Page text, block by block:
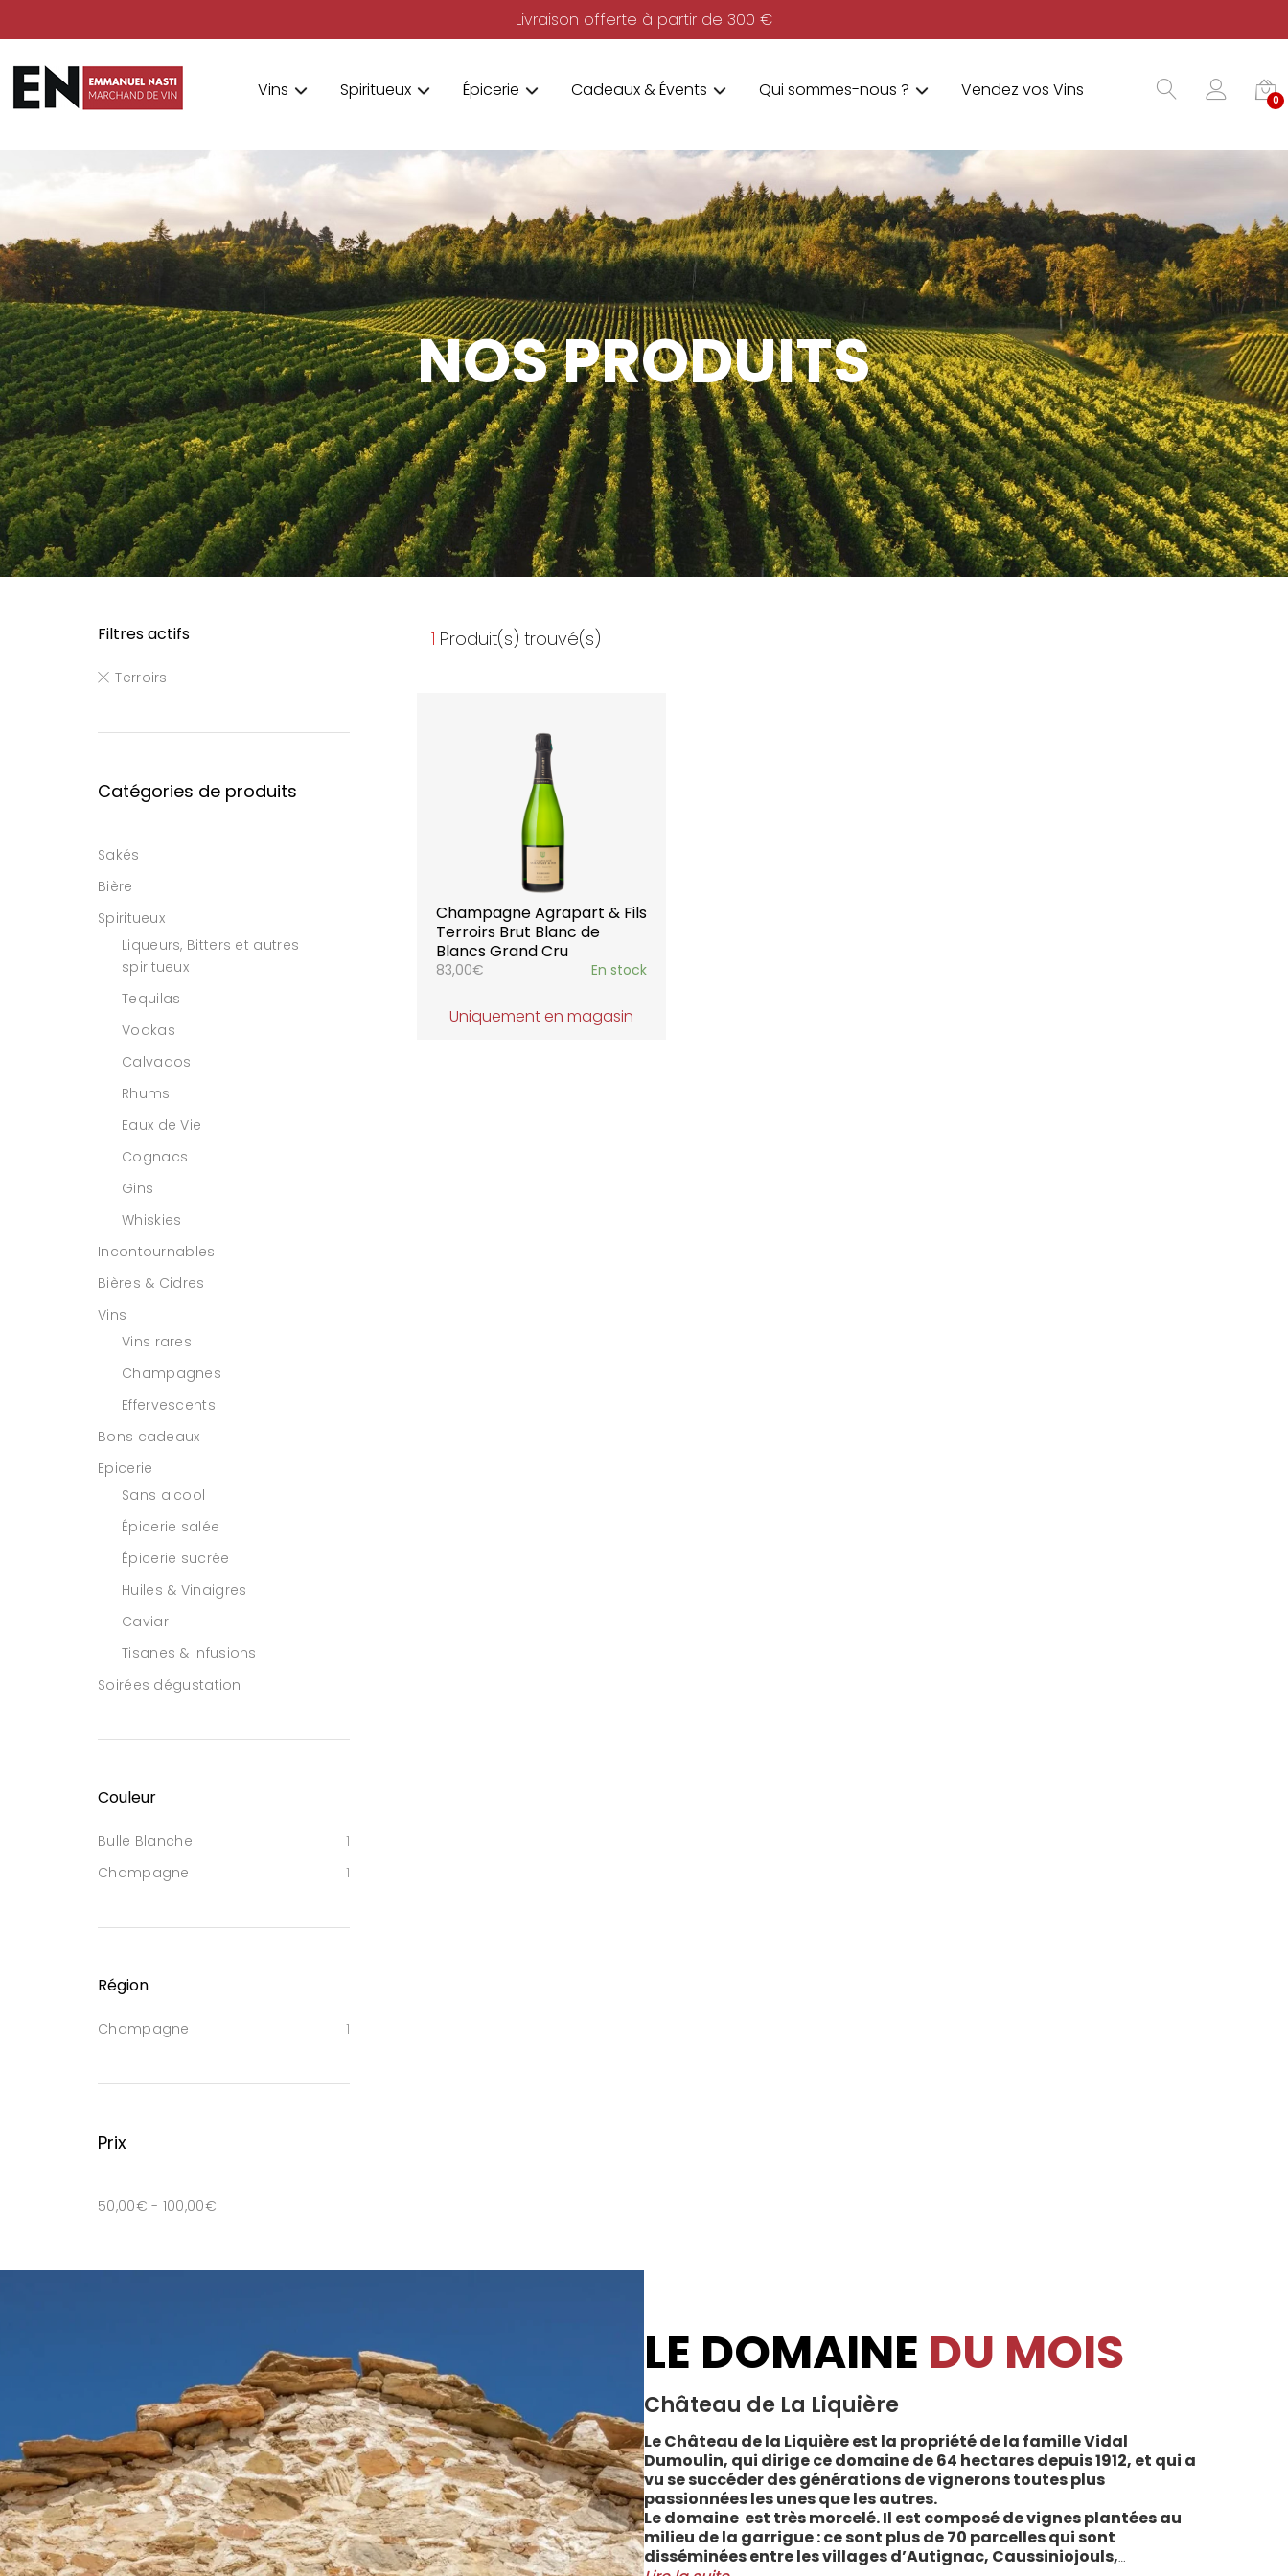
Livraison offerte à partir de 300 €
Vins Spiritueux Épicerie Cadeaux & Évents Qui sommes-nous ? Vendez vos Vins 0
NOS PRODUITS
1 Produit(s) trouvé(s)
Champagne Agrapart & Fils
Terroirs Brut Blanc de
Blancs Grand Cru
83,00€ En stock
Uniquement en magasin
Filtres actifs
Terroirs
Catégories de produits
Sakés
Bière
Spiritueux
Liqueurs, Bitters et autres
spiritueux
Tequilas
Vodkas
Calvados
Rhums
Eaux de Vie
Cognacs
Gins
Whiskies
Incontournables
Bières & Cidres
Vins
Vins rares
Champagnes
Effervescents
Bons cadeaux
Epicerie
Sans alcool
Épicerie salée
Épicerie sucrée
Huiles & Vinaigres
Caviar
Tisanes & Infusions
Soirées dégustation
Couleur
Bulle Blanche
1
Champagne
1
Région
Champagne 1
Prix
50,00€ - 100,00€
LE DOMAINE DU MOIS
Château de La Liquière
Le Château de la Liquière est la propriété de la famille Vidal
Dumoulin, qui dirige ce domaine de 64 hectares depuis 1912, et qui a
vu se succéder des générations de vignerons toutes plus
passionnées les unes que les autres.
Le domaine est très morcelé. Il est composé de vignes plantées au
milieu de la garrigue : ce sont plus de 70 parcelles qui sont
disséminées entre les villages d’Autignac, Caussiniojouls,